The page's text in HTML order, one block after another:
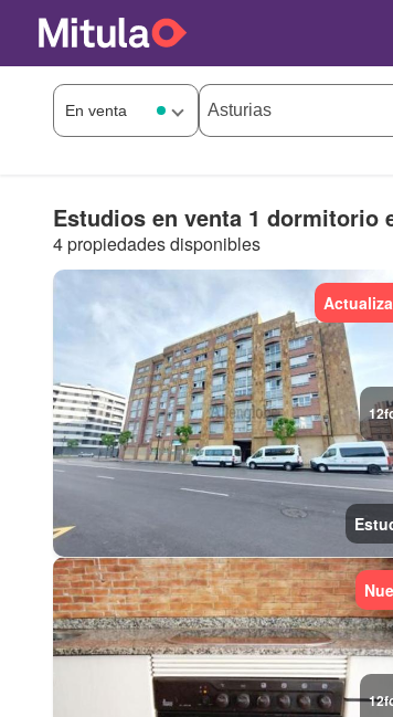
Estudios en venta 1 dormitorio
4 propiedades disponibles
12
12